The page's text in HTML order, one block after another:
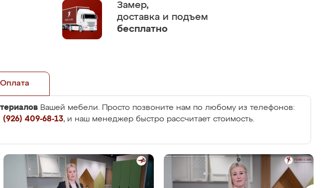
Замер,
доставка и подъем
бесплатно
Оплата
Вашей мебели. Просто позвоните нам по любому из телефонов:
(926) 409-68-13, и наш менеджер быстро рассчитает стоимость.